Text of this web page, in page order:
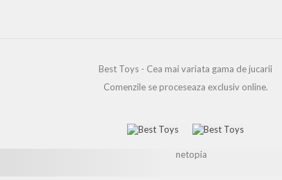
Best Toys - Cea mai variata gama de jucarii
Comenzile se proceseaza exclusiv online.